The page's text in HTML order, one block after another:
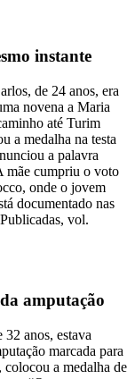
instante
de 24 anos, era
novena a Maria
até Turim
a medalha na testa
a palavra
mãe cumpriu o voto
onde o jovem
documentado nas
vol.
amputação
anos, estava
marcada para
a medalha de